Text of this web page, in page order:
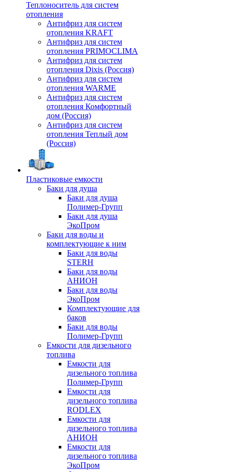
Теплоноситель для систем
отопления
Антифриз для систем
отопления KRAFT
Антифриз для систем
отопления PRIMOCLIMA
Антифриз для систем
отопления Dixis (Россия)
Антифриз для систем
отопления WARME
Антифриз для систем
отопления Комфортный
дом (Россия)
Антифриз для систем
отопления Теплый дом
(Россия)
Пластиковые емкости
Баки для душа
Баки для душа
Полимер-Групп
Баки для душа
ЭкоПром
Баки для воды и
комплектующие к ним
Баки для воды
STERH
Баки для воды
АНИОН
Баки для воды
ЭкоПром
Комплектующие для
баков
Баки для воды
Полимер-Групп
Емкости для дизельного
топлива
Емкости для
дизельного топлива
Полимер-Групп
Емкости для
дизельного топлива
RODLEX
Емкости для
дизельного топлива
АНИОН
Емкости для
дизельного топлива
ЭкоПром